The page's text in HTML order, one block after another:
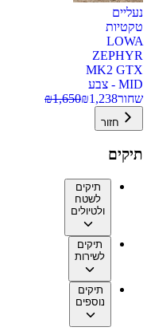
נעליים
טקטיות
LOWA
ZEPHYR
MK2 GTX
MID - צבע
שחור
₪1,238
₪1,650
חזור
תיקים
תיקים
לשטח
ולטיולים
תיקים
לשירות
תיקים
נוספים